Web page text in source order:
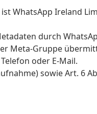
WhatsApp Ireland
durch
Meta-Gruppe
oder E-Mail.
sowie Art. 6